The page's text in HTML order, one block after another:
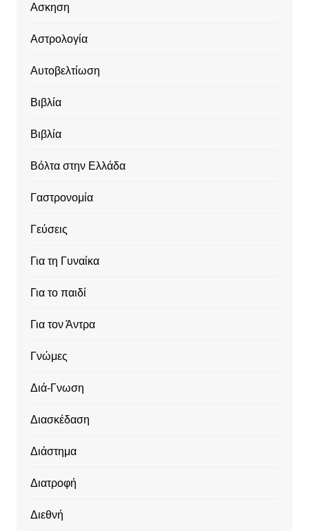
Ασκηση
Αστρολογία
Αυτοβελτίωση
Βιβλία
Βιβλία
Βόλτα στην Ελλάδα
Γαστρονομία
Γεύσεις
Για τη Γυναίκα
Για το παιδί
Για τον Άντρα
Γνώμες
Διά-Γνωση
Διασκέδαση
Διάστημα
Διατροφή
Διεθνή